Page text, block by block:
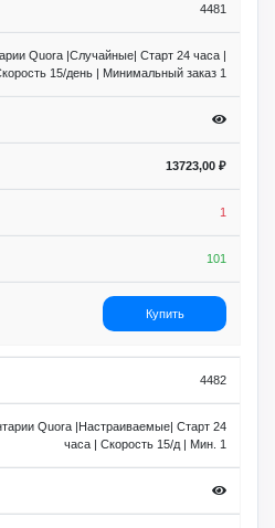
4481
Quora |Случайные| Старт 24 часа |
15/день | Минимальный заказ 1
13723,00 ₽
1
101
Купить
4482
Quora |Настраиваемые| Старт 24
часа | Скорость 15/д | Мин. 1